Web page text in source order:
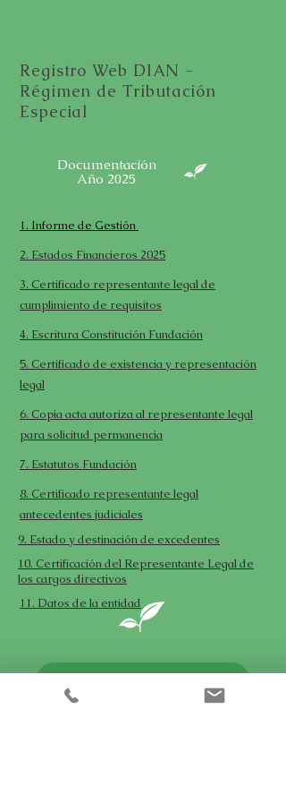
Registro Web DIAN -
Régimen de Tributación
Especial
Documentación
Año 2025
1. Informe de Gestión
2. Estados Financieros 2025
3. Certificado representante legal de
cumplimiento de requisitos
4. Escritura Constitución Fundación
5. Certificado de existencia y representación
legal
6. Copia acta autoriza al representante legal
para solicitud permanencia
7. Estatutos Fundación
8. Certificado representante legal
antecedentes judiciales
9. Estado y destinación de excedentes
10. Certificación del Representante Legal de
los cargos directivos
11. Datos de la entidad